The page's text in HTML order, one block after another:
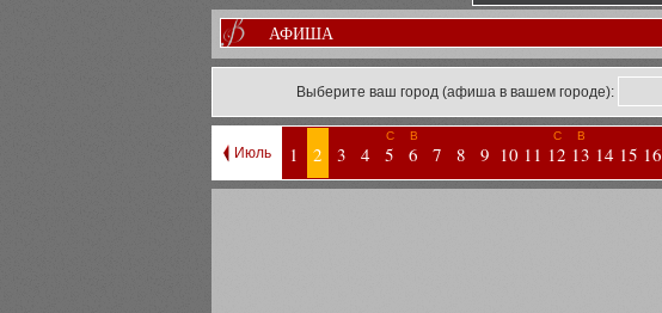
АФИША
Выберите ваш город (афиша в вашем городе):
Июль 1 2 3 4
С
5
В
6 7 8 9 10 11
С
12
В
13 14 15 16